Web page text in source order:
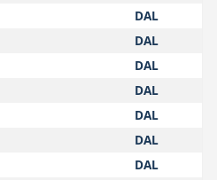
DAL
DAL
DAL
DAL
DAL
DAL
DAL